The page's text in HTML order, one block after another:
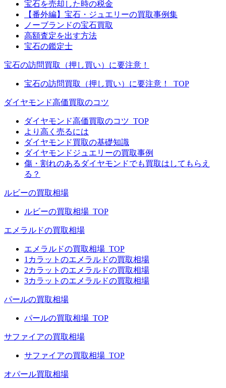
宝石を売却した時の税金
【番外編】宝石・ジュエリーの買取事例集
ノーブランドの宝石買取
高額査定を出す方法
宝石の鑑定士
宝石の訪問買取（押し買い）に要注意！
宝石の訪問買取（押し買い）に要注意！_TOP
ダイヤモンド高価買取のコツ
ダイヤモンド高価買取のコツ_TOP
より高く売るには
ダイヤモンド買取の基礎知識
ダイヤモンドジュエリーの買取事例
傷・割れのあるダイヤモンドでも買取はしてもらえ
る？
ルビーの買取相場
ルビーの買取相場_TOP
エメラルドの買取相場
エメラルドの買取相場_TOP
1カラットのエメラルドの買取相場
2カラットのエメラルドの買取相場
3カラットのエメラルドの買取相場
パールの買取相場
パールの買取相場_TOP
サファイアの買取相場
サファイアの買取相場_TOP
オパール買取相場